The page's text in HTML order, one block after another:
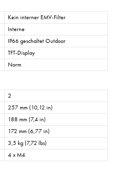
Kein interner EMV-Filter
Interne
IP66 geschaltet Outdoor
TFT-Display
Norm
2
257 mm (10,12 in)
188 mm (7,4 in)
172 mm (6,77 in)
3,5 kg (7,72 lbs)
4 x M4